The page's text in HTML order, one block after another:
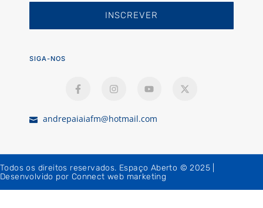
INSCREVER
SIGA-NOS
andrepaiaiafm@hotmail.com
Todos os direitos reservados. Espaço Aberto © 2025 |
Desenvolvido por Connect web marketing